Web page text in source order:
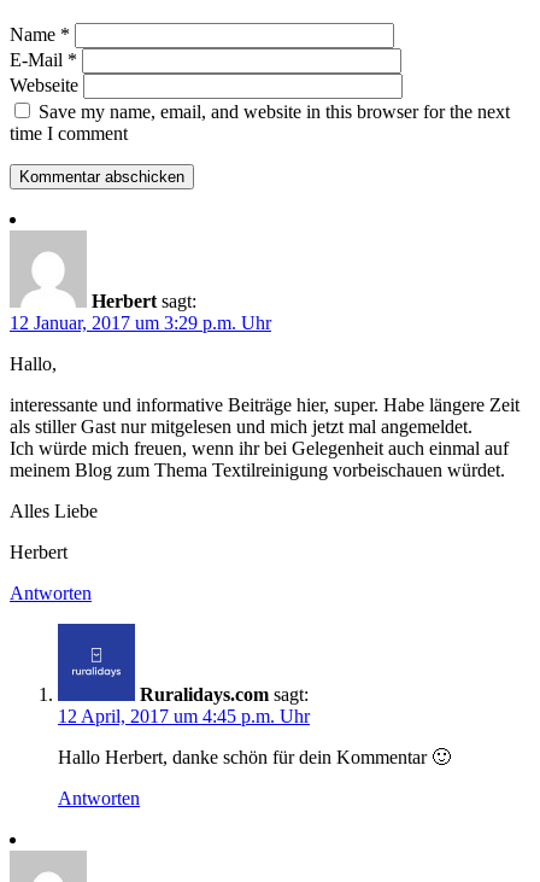
Name *
E-Mail *
Webseite
Save my name, email, and website in this browser for the next
time I comment
Herbert sagt:
12 Januar, 2017 um 3:29 p.m. Uhr
Hallo,
interessante und informative Beiträge hier, super. Habe längere Zeit
als stiller Gast nur mitgelesen und mich jetzt mal angemeldet.
Ich würde mich freuen, wenn ihr bei Gelegenheit auch einmal auf
meinem Blog zum Thema Textilreinigung vorbeischauen würdet.
Alles Liebe
Herbert
Antworten
Ruralidays.com sagt:
12 April, 2017 um 4:45 p.m. Uhr
Hallo Herbert, danke schön für dein Kommentar 🙂
Antworten